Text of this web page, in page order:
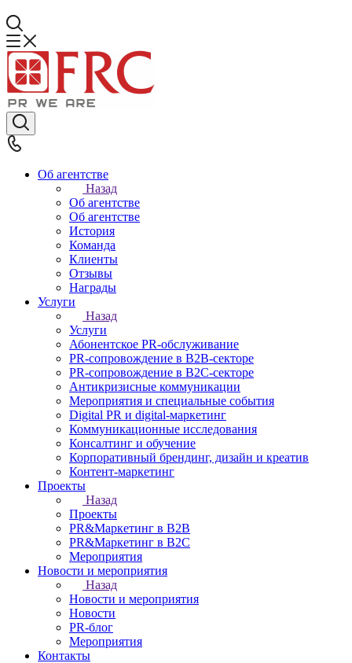
Об агентстве
Назад
Об агентстве
Об агентстве
История
Команда
Клиенты
Отзывы
Награды
Услуги
Назад
Услуги
Абонентское PR-обслуживание
PR-сопровождение в B2B-секторе
PR-сопровождение в B2С-секторе
Антикризисные коммуникации
Мероприятия и специальные события
Digital PR и digital-маркетинг
Коммуникационные исследования
Консалтинг и обучение
Корпоративный брендинг, дизайн и креатив
Контент-маркетинг
Проекты
Назад
Проекты
PR&Маркетинг в B2B
PR&Маркетинг в B2C
Мероприятия
Новости и мероприятия
Назад
Новости и мероприятия
Новости
PR-блог
Мероприятия
Контакты